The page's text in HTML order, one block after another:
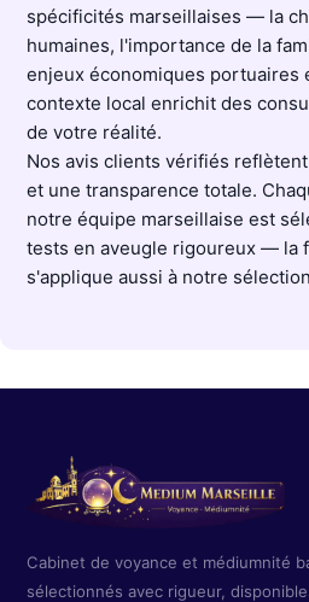
spécificités marseillaises — la
humaines, l'importance de la
enjeux économiques portuaires
contexte local enrichit des
de votre réalité.
Nos avis clients vérifiés
et une transparence totale.
notre équipe marseillaise est
tests en aveugle rigoureux — la
s'applique aussi à notre
Cabinet de voyance et médiumnité
sélectionnés avec rigueur,